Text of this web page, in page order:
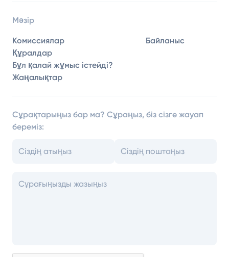
Мәзір
Комиссиялар
Құралдар
Бұл қалай жұмыс істейді?
Жаңалықтар
Байланыс
Сұрақтарыңыз бар ма? Сұраңыз, біз сізге жауап
береміз: